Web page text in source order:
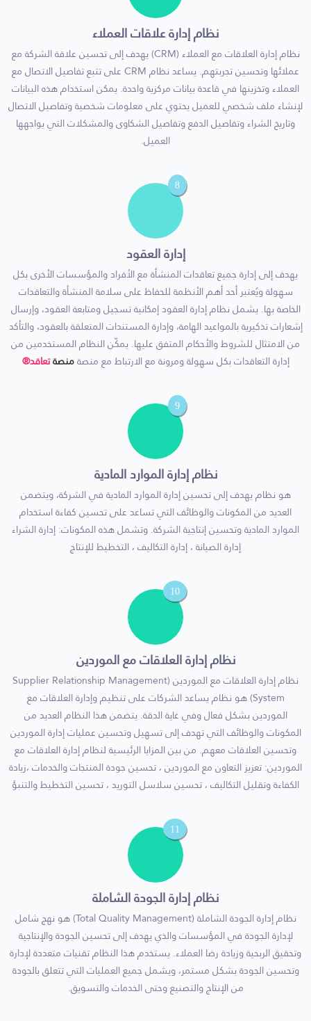
نظام إدارة علاقات العملاء
نظام إدارة العلاقات مع العملاء (CRM) يهدف إلى تحسين علاقة الشركة مع
عملائها وتحسين تجربتهم. يساعد نظام CRM على تتبع تفاصيل الاتصال مع
العملاء وتخزينها في قاعدة بيانات مركزية واحدة. يمكن استخدام هذه البيانات
لإنشاء ملف شخصي للعميل يحتوي على معلومات شخصية وتفاصيل الاتصال
وتاريخ الشراء وتفاصيل الدفع وتفاصيل الشكاوى والمشكلات التي يواجهها
العميل.
8
إدارة العقود
يهدف إلى إدارة جميع تعاقدات المنشأة مع الأفراد والمؤسسات الأخرى بكل
سهولة ويُعتبر أحد أهم الأنظمة للحفاظ على سلامة المنشأة والتعاقدات
الخاصة بها. يشمل نظام إدارة العقود إمكانية تسجيل ومتابعة العقود، وإرسال
إشعارات تذكيرية بالمواعيد الهامة، وإدارة المستندات المتعلقة بالعقود، والتأكد
من الامتثال للشروط والأحكام المتفق عليها. يمكّن النظام المستخدمين من
إدارة التعاقدات بكل سهولة ومرونة مع الارتباط مع منصةمنصةتعاقد®
9
نظام إدارة الموارد المادية
هو نظام يهدف إلى تحسين إدارة الموارد المادية في الشركة، ويتضمن
العديد من المكونات والوظائف التي تساعد على تحسين كفاءة استخدام
الموارد المادية وتحسين إنتاجية الشركة. وتشمل هذه المكونات: إدارة الشراء
إدارة الصيانة ، إدارة التكاليف ، التخطيط للإنتاج
10
نظام إدارة العلاقات مع الموردين
نظام إدارة العلاقات مع الموردين (Supplier Relationship Management
System) هو نظام يساعد الشركات على تنظيم وإدارة العلاقات مع
الموردين بشكل فعال وفي غاية الدقة. يتضمن هذا النظام العديد من
المكونات والوظائف التي تهدف إلى تسهيل وتحسين عمليات إدارة الموردين
وتحسين العلاقات معهم. من بين المزايا الرئيسية لنظام إدارة العلاقات مع
الموردين: تعزيز التعاون مع الموردين ، تحسين جودة المنتجات والخدمات ،زيادة
الكفاءة وتقليل التكاليف ، تحسين سلاسل التوريد ، تحسين التخطيط والتنبؤ
11
نظام إدارة الجودة الشاملة
نظام إدارة الجودة الشاملة (Total Quality Management) هو نهج شامل
لإدارة الجودة في المؤسسات والذي يهدف إلى تحسين الجودة والإنتاجية
وتحقيق الربحية وزيادة رضا العملاء. يستخدم هذا النظام تقنيات متعددة لإدارة
وتحسين الجودة بشكل مستمر، ويشمل جميع العمليات التي تتعلق بالجودة
من الإنتاج والتصنيع وحتى الخدمات والتسويق.